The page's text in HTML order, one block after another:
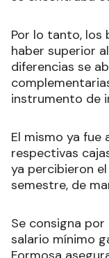
Por lo tanto, los
haber superior
diferencias se
instrumento de
El mismo ya fue
respectivas
ya percibieron
semestre, de
Se consigna
salario mínimo